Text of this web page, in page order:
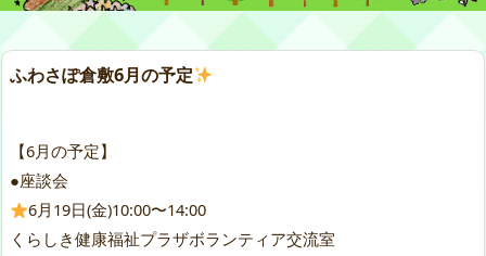
ふわさぽ倉敷6月の予定
【6月の予定】
●座談会
6月19日(金)10:00〜14:00
くらしき健康福祉プラザボランティア交流室